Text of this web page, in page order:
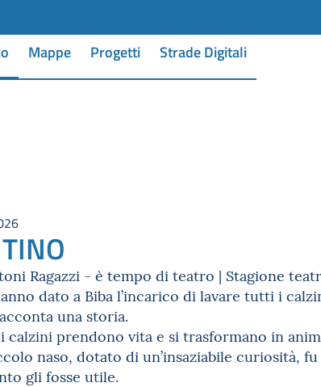
Mappe Progetti Strade Digitali
Ragazzi - è tempo di teatro | Stagione
dato a Biba l’incarico di lavare tutti i
una storia.
calzini prendono vita e si trasformano in
naso, dotato di un’insaziabile curiosità,
gli fosse utile.